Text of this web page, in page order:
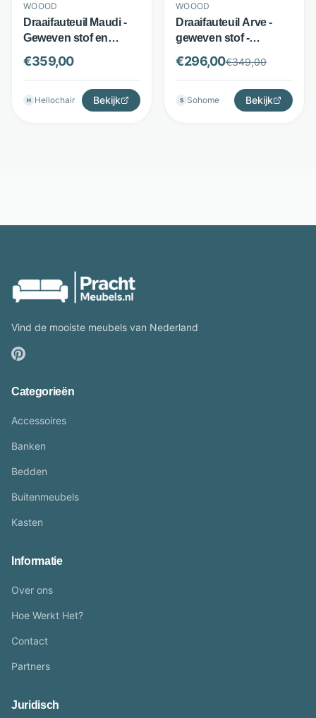
WOOOD
Draaifauteuil Maudi -
Geweven stof en
metalen onderstel -
Draaibaar - Naturel -
WOOOD
€359,00
H Hellochair Bekijk
WOOOD
Draaifauteuil Arve -
geweven stof -
draaibaar onderstel -
naturel - WOOOD
€296,00€349,00
S Sohome Bekijk
Vind de mooiste meubels van Nederland
Categorieën
Accessoires
Banken
Bedden
Buitenmeubels
Kasten
Informatie
Over ons
Hoe Werkt Het?
Contact
Partners
Juridisch